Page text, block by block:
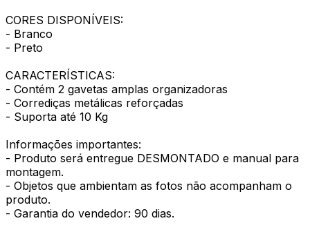
CORES DISPONÍVEIS:
- Branco
- Preto
CARACTERÍSTICAS:
- Contém 2 gavetas amplas organizadoras
- Corrediças metálicas reforçadas
- Suporta até 10 Kg
Informações importantes:
- Produto será entregue DESMONTADO e manual para
montagem.
- Objetos que ambientam as fotos não acompanham o
produto.
- Garantia do vendedor: 90 dias.